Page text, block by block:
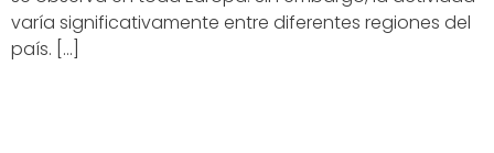
varía significativamente entre diferentes regiones del
país. […]